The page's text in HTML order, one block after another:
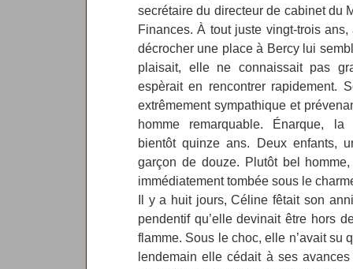
secrétaire du directeur de cabinet du
Finances. À tout juste vingt-trois
décrocher une place à Bercy lui
plaisait, elle ne connaissait pas
espèrait en rencontrer rapidement.
extrêmement sympathique et
homme remarquable. Énarque, la
bientôt quinze ans. Deux enfants,
garçon de douze. Plutôt bel
immédiatement tombée sous le
Il y a huit jours, Céline fêtait son
pendentif qu’elle devinait être hors
flamme. Sous le choc, elle n’avait su
lendemain elle cédait à ses